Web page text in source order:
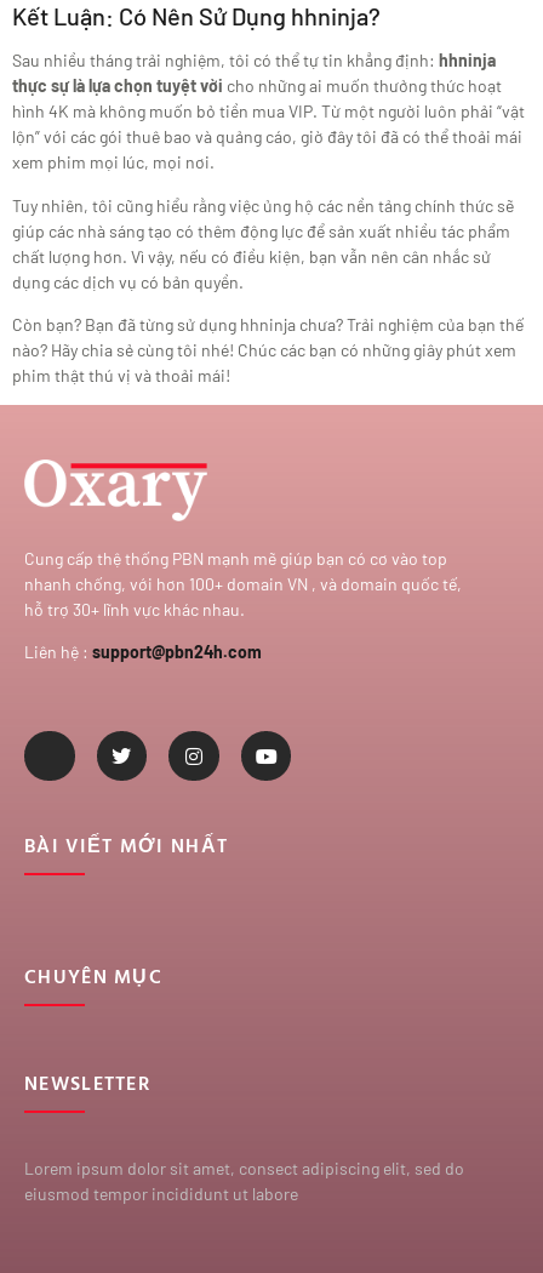
Kết Luận: Có Nên Sử Dụng hhninja?
Sau nhiều tháng trải nghiệm, tôi có thể tự tin khẳng định: hhninja
thực sự là lựa chọn tuyệt vời cho những ai muốn thưởng thức hoạt
hình 4K mà không muốn bỏ tiền mua VIP. Từ một người luôn phải “vật
lộn” với các gói thuê bao và quảng cáo, giờ đây tôi đã có thể thoải mái
xem phim mọi lúc, mọi nơi.
Tuy nhiên, tôi cũng hiểu rằng việc ủng hộ các nền tảng chính thức sẽ
giúp các nhà sáng tạo có thêm động lực để sản xuất nhiều tác phẩm
chất lượng hơn. Vì vậy, nếu có điều kiện, bạn vẫn nên cân nhắc sử
dụng các dịch vụ có bản quyền.
Còn bạn? Bạn đã từng sử dụng hhninja chưa? Trải nghiệm của bạn thế
nào? Hãy chia sẻ cùng tôi nhé! Chúc các bạn có những giây phút xem
phim thật thú vị và thoải mái!
Cung cấp thệ thống PBN mạnh mẽ giúp bạn có cơ vào top
nhanh chống, với hơn 100+ domain VN , và domain quốc tế,
hỗ trợ 30+ lĩnh vực khác nhau.
Liên hệ : support@pbn24h.com
BÀI VIẾT MỚI NHẤT
CHUYÊN MỤC
NEWSLETTER
Lorem ipsum dolor sit amet, consect adipiscing elit, sed do
eiusmod tempor incididunt ut labore